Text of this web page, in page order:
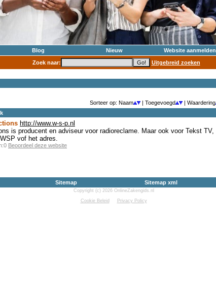
Blog Nieuw Website aanmelden
Zoek naar:
Uitgebreid zoeken
Sorteer op: Naam | Toegevoegd
| Waardering
http://www.w-s-p.nl
is producent en adviseur voor radioreclame. Maar ook voor Tekst TV,
vof het adres.
Beoordeel deze website
Sitemap Sitemap xml
Copyright (c) 2026 OnlineZakengids.nl
Cookie Beleid
Privacy Policy